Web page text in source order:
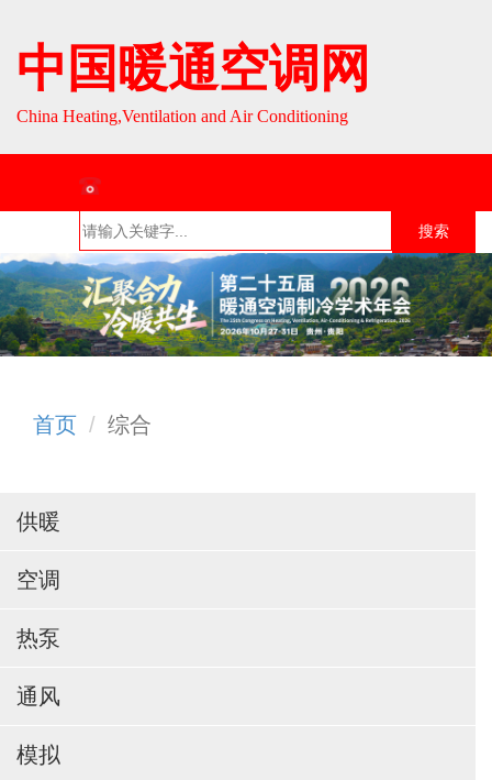
中国暖通空调网
China Heating,Ventilation and Air Conditioning
搜索
首页
组织介
绍
组织活
动
行业资
讯
English
首页 综合
供暖
空调
热泵
通风
模拟